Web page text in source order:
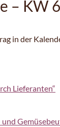
– KW
in der
Lieferanten“